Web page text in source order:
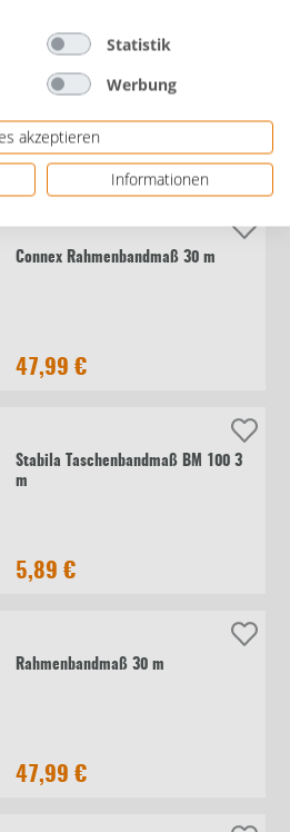
Stabila Taschenbandmaß BM100 5 m
7,89 €
Connex Rahmenbandmaß 30 m
47,99 €
Stabila Taschenbandmaß BM 100 3
m
5,89 €
Rahmenbandmaß 30 m
47,99 €
Statistik
Werbung
akzeptieren
Informationen